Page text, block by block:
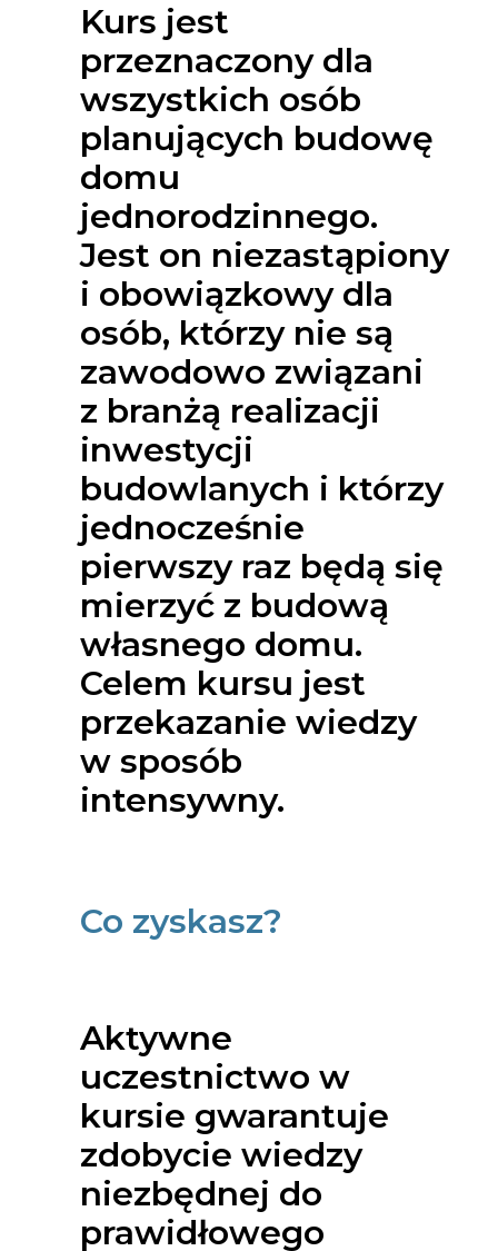
Kurs jest
przeznaczony dla
wszystkich osób
planujących budowę
domu
jednorodzinnego.
Jest on niezastąpiony
i obowiązkowy dla
osób, którzy nie są
zawodowo związani
z branżą realizacji
inwestycji
budowlanych i którzy
jednocześnie
pierwszy raz będą się
mierzyć z budową
własnego domu.
Celem kursu jest
przekazanie wiedzy
w sposób
intensywny.
Co zyskasz?
Aktywne
uczestnictwo w
kursie gwarantuje
zdobycie wiedzy
niezbędnej do
prawidłowego